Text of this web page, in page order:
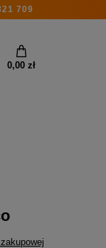
709
0,00 zł